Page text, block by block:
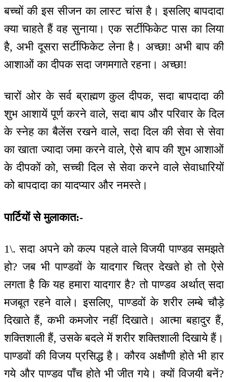
बच्चों की इस सीजन का लास्ट चांस है। इसलिए बापदादा
क्या चाहते हैं वह सुनाया। एक सर्टीफिकेट पास का लिया
है, अभी दूसरा सर्टीफिकेट लेना है। अच्छा! अभी बाप की
आशाओं का दीपक सदा जगमगाते रहना। अच्छा!
चारों ओर के सर्व ब्राह्मण कुल दीपक, सदा बापदादा की
शुभ आशायें पूर्ण करने वाले, सदा बाप और परिवार के दिल
के स्नेह का बैलेंस रखने वाले, सदा दिल की सेवा से सेवा
का खाता ज्यादा जमा करने वाले, ऐसे बाप की शुभ आशाओं
के दीपकों को, सच्ची दिल से सेवा करने वाले सेवाधारियों
को बापदादा का यादप्यार और नमस्ते।
पार्टियों से मुलाकात:-
1\. सदा अपने को कल्प पहले वाले विजयी पाण्डव समझते
हो? जब भी पाण्डवों के यादगार चित्र देखते हो तो ऐसे
लगता है कि यह हमारा यादगार है? तो पाण्डव अर्थात् सदा
मजबूत रहने वाले। इसलिए, पाण्डवों के शरीर लम्बे चौड़े
दिखाते हैं, कभी कमजोर नहीं दिखाते। आत्मा बहादुर हैं,
शक्तिशाली हैं, उसके बदले में शरीर शक्तिशाली दिखाये हैं।
पाण्डवों की विजय प्रसिद्ध है। कौरव अक्षौणी होते भी हार
गये और पाण्डव पाँच होते भी जीत गये। क्यों विजयी बनें?